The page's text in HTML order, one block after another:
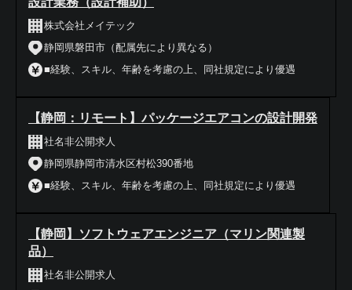
株式会社メイテック
静岡県磐田市（配属先により異なる）
■経験、スキル、年齢を考慮の上、同社規定により優遇
【静岡：リモート】パッケージエアコンの設計開発
社名非公開求人
静岡県静岡市清水区村松390番地
■経験、スキル、年齢を考慮の上、同社規定により優遇
【静岡】ソフトウェアエンジニア（マリン関連製
品）
社名非公開求人